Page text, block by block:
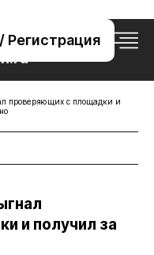
Регистрация
76-32
проверяющих с площадки и
и получил за